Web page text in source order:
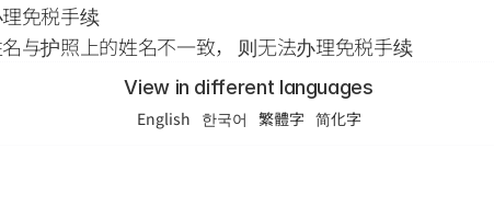
免税手续
与护照上的姓名不一致， 则无法办理免税手续
View in different languages
English 한국어 繁體字 简化字